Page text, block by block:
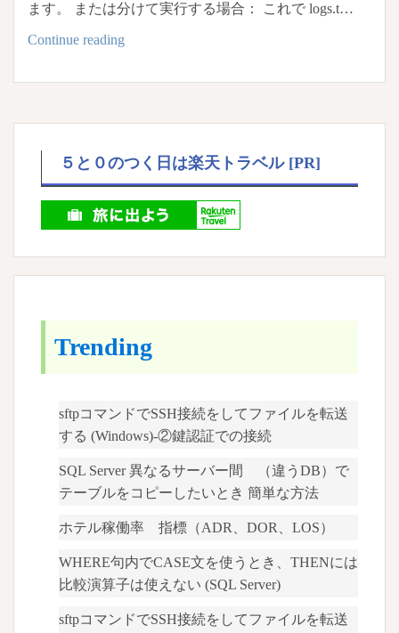
ます。 または分けて実行する場合： これで logs.t…
Continue reading
ー
環
か
ロ
フ
を
に
持
っ
る
法
５と０のつく日は楽天トラベル [PR]
Trending
sftpコマンドでSSH接続をしてファイルを転送
する (Windows)-②鍵認証での接続
SQL Server 異なるサーバー間 （違うDB）で
テーブルをコピーしたいとき 簡単な方法
ホテル稼働率 指標（ADR、DOR、LOS）
WHERE句内でCASE文を使うとき、THENには
比較演算子は使えない (SQL Server)
sftpコマンドでSSH接続をしてファイルを転送